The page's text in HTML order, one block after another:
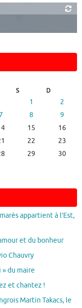
S D
1
2
8
9
15
16
22
23
29
30
appartient à l’Est,
et du bonheur
Chauvry
» du maire
et chantez !
Martin Takacs, le